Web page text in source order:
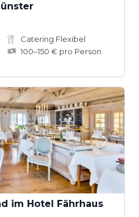
Catering Flexibel
100–150 € pro Person
im Hotel Fährhaus